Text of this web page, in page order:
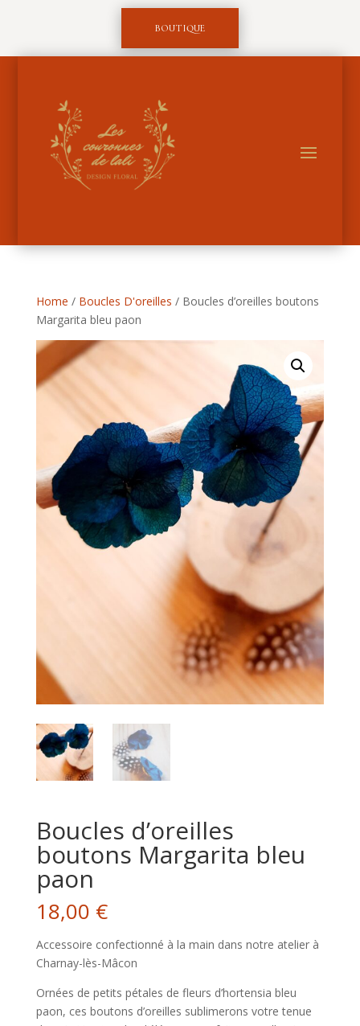
BOUTIQUE
Home / Boucles D'oreilles / Boucles d’oreilles boutons
Margarita bleu paon
Boucles d’oreilles
boutons Margarita bleu
paon
18,00 €
Accessoire confectionné à la main dans notre atelier à
Charnay-lès-Mâcon
Ornées de petits pétales de fleurs d’hortensia bleu
paon, ces boutons d’oreilles sublimerons votre tenue